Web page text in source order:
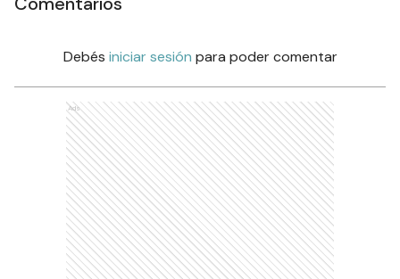
Debés iniciar sesión para poder comentar
Ads